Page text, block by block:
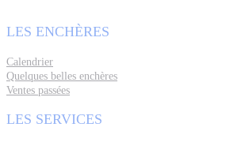
LES ENCHÈRES
Calendrier
Quelques belles enchères
Ventes passées
LES SERVICES